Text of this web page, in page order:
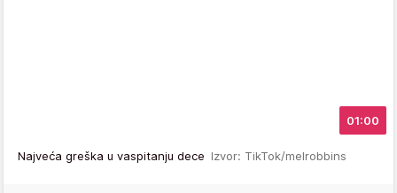
01:00
Najveća greška u vaspitanju dece Izvor: TikTok/melrobbins